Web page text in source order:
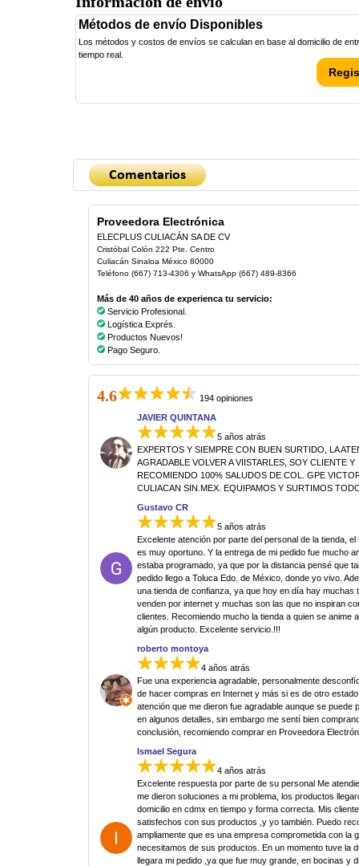
Métodos de envío Disponibles
Los métodos y costos de envíos se calculan en base al domicilio de
tiempo real.
Proveedora Electrónica
ELECPLUS CULIACÁN SA DE CV
Cristóbal Colón 222 Pte. Centro
Culiacán Sinaloa México 80000
Teléfono (667) 713-4306 y WhatsApp (667) 489-8366
Más de 40 años de experienca tu servicio:
Servicio Profesional.
Logística Exprés.
Productos Nuevos!
Pago Seguro.
4.6
194 opiniones
JAVIER QUINTANA
5 años atrás
EXPERTOS Y SIEMPRE CON BUEN SURTIDO, LA
AGRADABLE VOLVER A VIISTARLES, SOY CLIENTE Y
RECOMIENDO 100% SALUDOS DE COL. GPE
CULIACAN SIN.MEX. EQUIPAMOS Y SURTIMOS
Gustavo CR
5 años atrás
Excelente atención por parte del personal de la tienda, el
es muy oportuno. Y la entrega de mi pedido fue mucho
estaba programado, ya que por la distancia pensé que
pedido llego a Toluca Edo. de México, donde yo vivo.
una tienda de confianza, ya que hoy en día hay muchas
venden por internet y muchas son las que no inspiran
clientes. Recomiendo mucho la tienda a quien se anime
algún producto. Excelente servicio.!!!
roberto montoya
4 años atrás
Fue una experiencia agradable, personalmente
de hacer compras en Internet y más si es de otro
atención que me dieron fue agradable aunque se puede
en algunos detalles, sin embargo me sentí bien
conclusión, recomiendo comprar en Proveedora
Ismael Segura
4 años atrás
Excelente respuesta por parte de su personal Me
me dieron soluciones a mi problema, los productos
domicilio en cdmx en tiempo y forma correcta. Mis
satisfechos con sus productos ,y yo también. Puedo
ampliamente que es una empresa comprometida con la
necesitamos de sus productos. En un momento tuve la
llegara mi pedido ,ya que fue muy grande, en bocinas y